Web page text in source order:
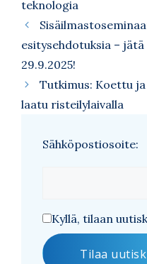
teknologia
esitysehdotuksia –
29.9.2025!
Tutkimus: Koettu
laatu risteilylaivalla
Sähköpostiosoite:
Kyllä, tilaan